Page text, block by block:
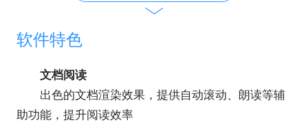
软件特色
文档阅读
出色的文档渲染效果，提供自动滚动、朗读等辅
助功能，提升阅读效率